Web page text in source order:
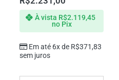
Em até 6x de R$371,83
sem juros
À vista R$2.119,45
no Pix